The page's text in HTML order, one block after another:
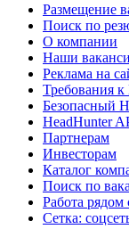
Размещение
Поиск по
О компании
Наши
Реклама на
Требования
Безопасный
HeadHunter
Партнерам
Инвесторам
Каталог
Поиск по
Работа рядом
Сетка: